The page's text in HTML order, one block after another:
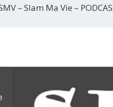
– Slam Ma Vie –